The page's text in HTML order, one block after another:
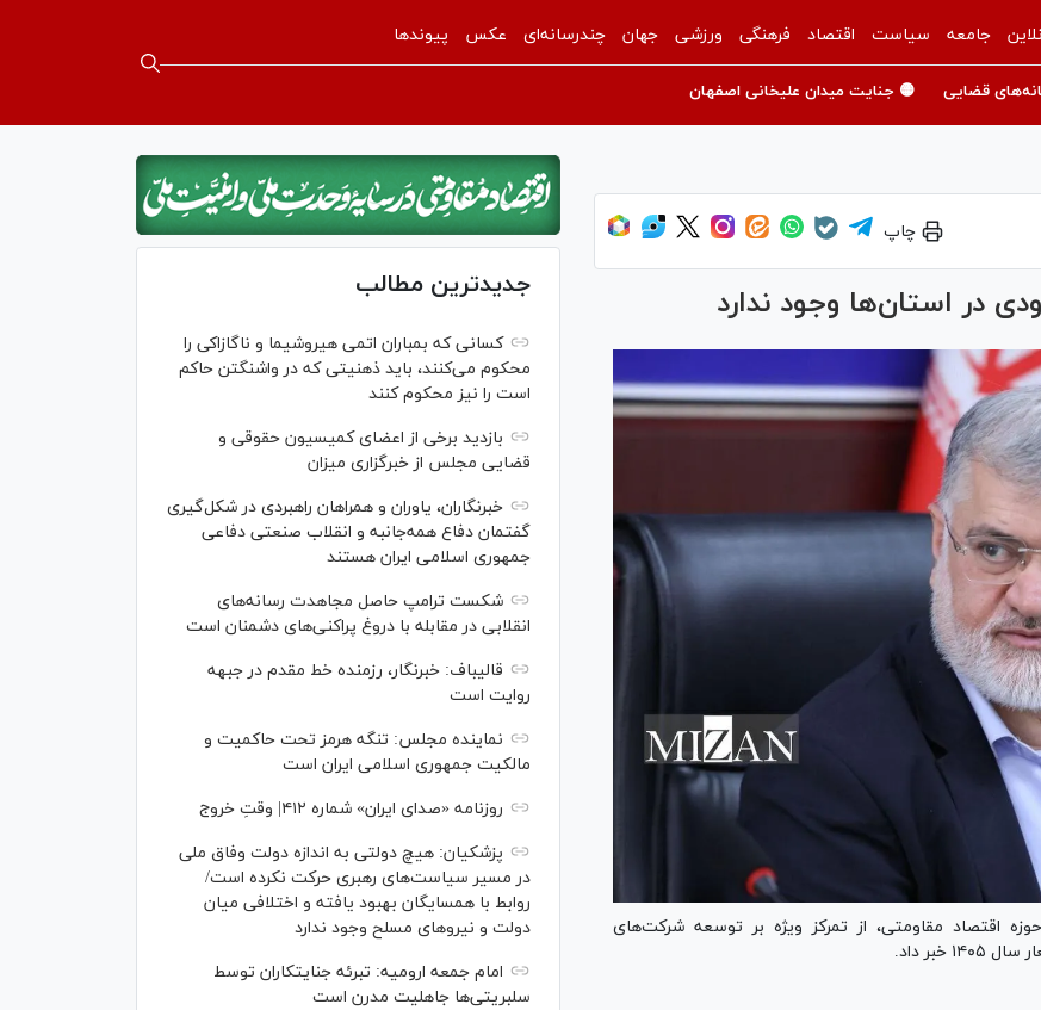
جامعه سیاست اقتصاد فرهنگی ورزشی جهان چندرسانه‌ای عکس پیوندها
قضایی 🟡 جنایت میدان علیخانی اصفهان
چاپ
در استان‌ها وجود ندارد
اقتصاد مقاومتی، از تمرکز ویژه بر توسعه شرکت‌های
داد.
جدیدترین مطالب
کسانی که بمباران اتمی هیروشیما و ناگازاکی را
محکوم می‌کنند، باید ذهنیتی که در واشنگتن حاکم
است را نیز محکوم کنند
بازدید برخی از اعضای کمیسیون حقوقی و
قضایی مجلس از خبرگزاری میزان
خبرنگاران، یاوران و همراهان راهبردی در شکل‌گیری
گفتمان دفاع همه‌جانبه و انقلاب صنعتی دفاعی
جمهوری اسلامی ایران هستند
شکست ترامپ حاصل مجاهدت رسانه‌های
انقلابی در مقابله با دروغ پراکنی‌های دشمنان است
قالیباف: خبرنگار، رزمنده خط مقدم در جبهه
روایت است
نماینده مجلس: تنگه هرمز تحت حاکمیت و
مالکیت جمهوری اسلامی ایران است
روزنامه «صدای ایران» شماره ۴۱۲| وقتِ خروج
پزشکیان: هیچ دولتی به اندازه دولت وفاق ملی
در مسیر سیاست‌های رهبری حرکت نکرده است/
روابط با همسایگان بهبود یافته و اختلافی میان
دولت و نیروهای مسلح وجود ندارد
امام جمعه ارومیه: تبرئه جنایتکاران توسط
سلبریتی‌ها جاهلیت مدرن است